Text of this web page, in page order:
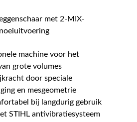
met 2-MIX-
machine voor het
grote volumes
door speciale
en mesgeometrie
bij langdurig gebruik
STIHL antivibratiesysteem